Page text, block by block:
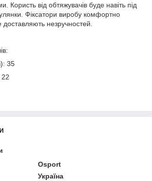
Користь від обтяжувачів буде навіть під
Фіксатори виробу комфортно
доставляють незручностей.
35
Osport
Україна